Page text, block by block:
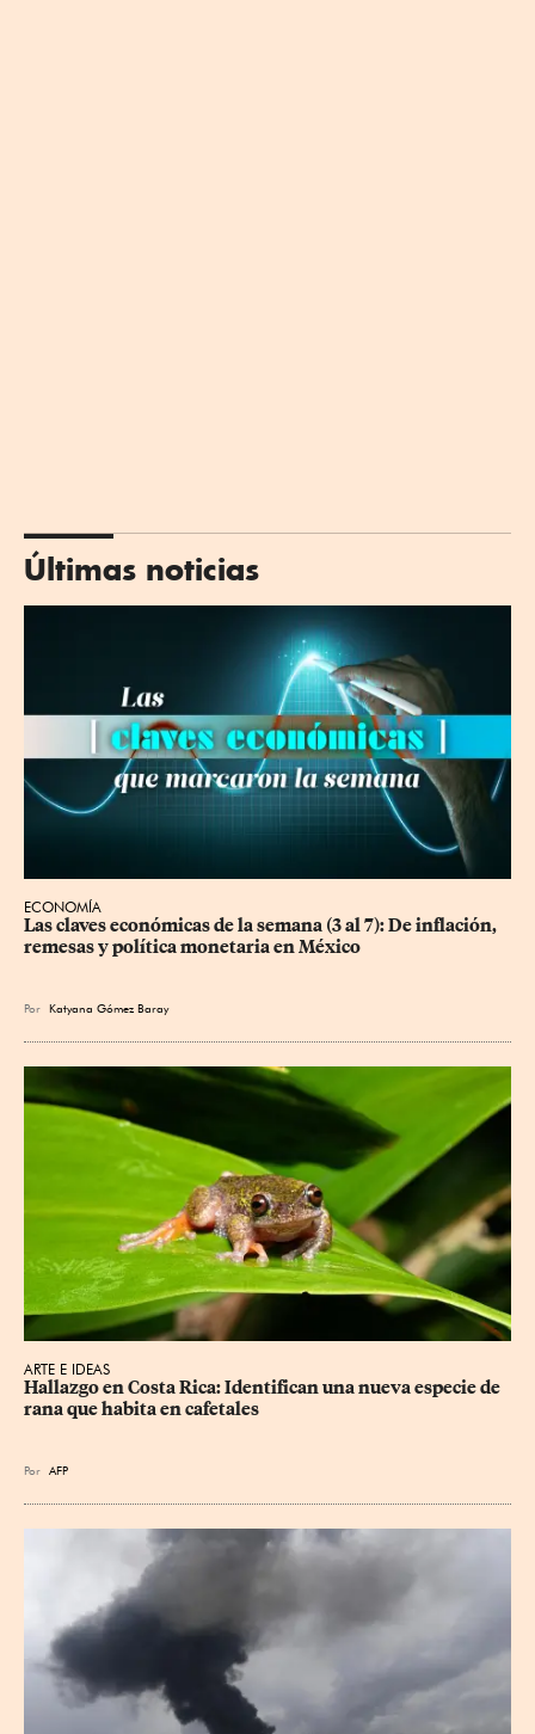
Últimas noticias
ECONOMÍA
Las claves económicas de la semana (3 al 7): De inflación,
remesas y política monetaria en México
Por Katyana Gómez Baray
ARTE E IDEAS
Hallazgo en Costa Rica: Identifican una nueva especie de
rana que habita en cafetales
Por AFP